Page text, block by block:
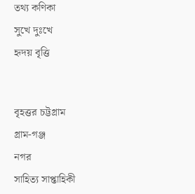
তথ্য কণিকা
সুখে দুঃখে
হৃদয় বৃত্তি
বৃহত্তর চট্টগ্রাম
গ্রাম-গঞ্জ
নগর
সাহিত্য সাপ্তাহিকী